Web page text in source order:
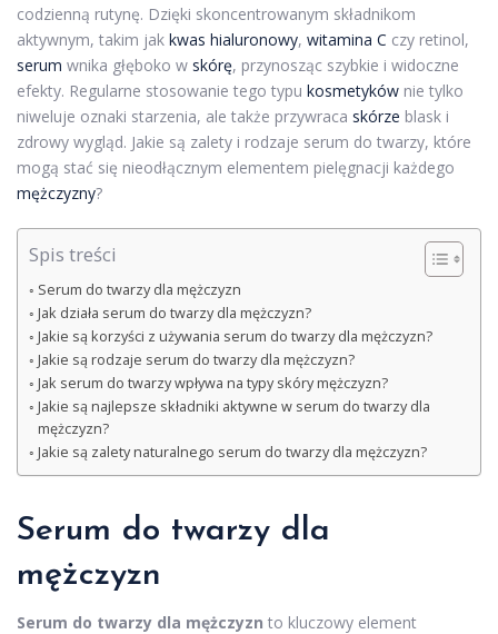
codzienną rutynę. Dzięki skoncentrowanym składnikom
aktywnym, takim jak kwas hialuronowy, witamina C czy retinol,
serum wnika głęboko w skórę, przynosząc szybkie i widoczne
efekty. Regularne stosowanie tego typu kosmetyków nie tylko
niweluje oznaki starzenia, ale także przywraca skórze blask i
zdrowy wygląd. Jakie są zalety i rodzaje serum do twarzy, które
mogą stać się nieodłącznym elementem pielęgnacji każdego
mężczyzny?
Spis treści
Serum do twarzy dla mężczyzn
Jak działa serum do twarzy dla mężczyzn?
Jakie są korzyści z używania serum do twarzy dla mężczyzn?
Jakie są rodzaje serum do twarzy dla mężczyzn?
Jak serum do twarzy wpływa na typy skóry mężczyzn?
Jakie są najlepsze składniki aktywne w serum do twarzy dla
mężczyzn?
Jakie są zalety naturalnego serum do twarzy dla mężczyzn?
Serum do twarzy dla
mężczyzn
Serum do twarzy dla mężczyzn to kluczowy element